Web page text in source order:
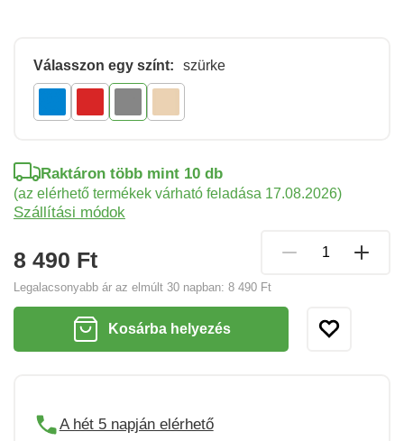
Válasszon egy színt: szürke
8 490 Ft
Legalacsonyabb ár az elmúlt 30 napban: 8 490 Ft
Raktáron több mint 10 db
(az elérhető termékek várható feladása 17.08.2026)
Szállítási módok
Kosárba helyezés
A hét 5 napján elérhető